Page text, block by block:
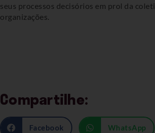
seus processos decisórios em prol da
organizações.
Compartilhe:
Facebook WhatsApp